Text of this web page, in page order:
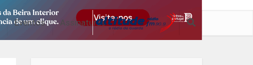
Eventos Assinaturas